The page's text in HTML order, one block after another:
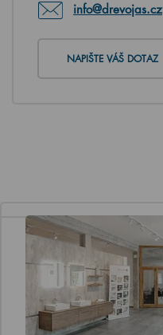
info@drevojas.cz
NAPIŠTE VÁŠ DOTAZ